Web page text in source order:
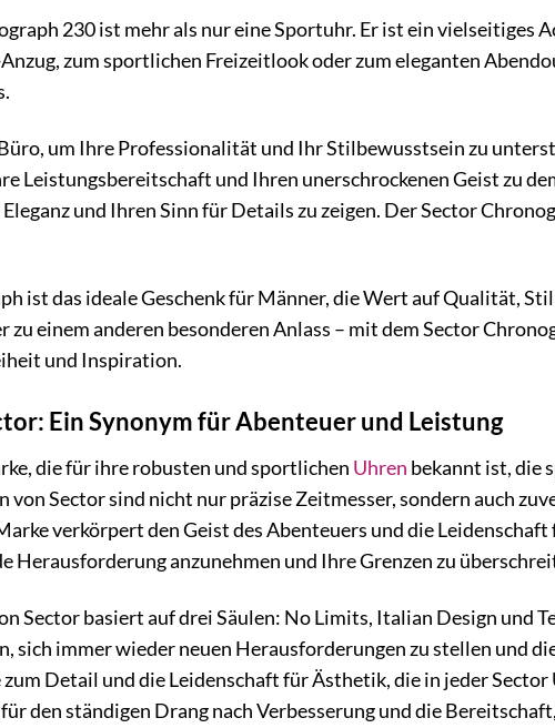
230 ist mehr als nur eine Sportuhr. Er ist ein vielseitiges
zum sportlichen Freizeitlook oder zum eleganten
um Ihre Professionalität und Ihr Stilbewusstsein zu
Leistungsbereitschaft und Ihren unerschrockenen Geist zu
und Ihren Sinn für Details zu zeigen. Der Sector
ist das ideale Geschenk für Männer, die Wert auf Qualität,
zu einem anderen besonderen Anlass – mit dem Sector
und Inspiration.
Ein Synonym für Abenteuer und Leistung
die für ihre robusten und sportlichen Uhren bekannt ist, die
von Sector sind nicht nur präzise Zeitmesser, sondern auch
verkörpert den Geist des Abenteuers und die
Herausforderung anzunehmen und Ihre Grenzen zu
Sector basiert auf drei Säulen: No Limits, Italian Design und
sich immer wieder neuen Herausforderungen zu stellen und
Detail und die Leidenschaft für Ästhetik, die in jeder Sector
den ständigen Drang nach Verbesserung und die